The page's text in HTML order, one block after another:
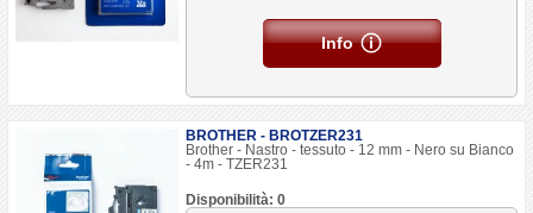
Info
BROTHER - BROTZER231
Brother - Nastro - tessuto - 12 mm - Nero su Bianco
- 4m - TZER231
Disponibilità: 0